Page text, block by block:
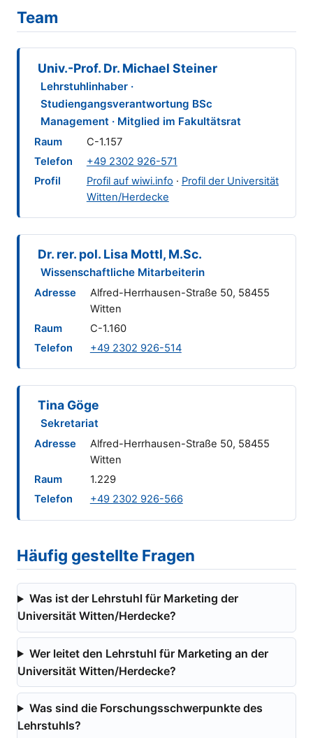
Team
Univ.-Prof. Dr. Michael Steiner
Lehrstuhlinhaber ·
Studiengangsverantwortung BSc
Management · Mitglied im Fakultätsrat
Raum
C-1.157
Telefon
+49 2302 926-571
Profil
Profil auf wiwi.info · Profil der Universität
Witten/Herdecke
Dr. rer. pol. Lisa Mottl, M.Sc.
Wissenschaftliche Mitarbeiterin
Adresse
Alfred-Herrhausen-Straße 50, 58455
Witten
Raum
C-1.160
Telefon
+49 2302 926-514
Tina Göge
Sekretariat
Adresse
Alfred-Herrhausen-Straße 50, 58455
Witten
Raum
1.229
Telefon
+49 2302 926-566
Häufig gestellte Fragen
Was ist der Lehrstuhl für Marketing der
Universität Witten/Herdecke?
Wer leitet den Lehrstuhl für Marketing an der
Universität Witten/Herdecke?
Was sind die Forschungsschwerpunkte des
Lehrstuhls?